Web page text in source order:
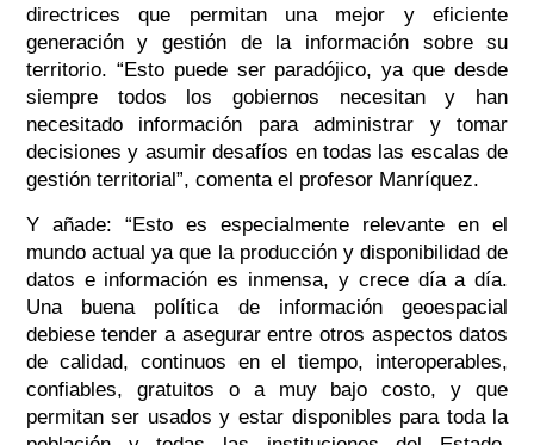
directrices que permitan una mejor y eficiente
generación y gestión de la información sobre su
territorio. “Esto puede ser paradójico, ya que desde
siempre todos los gobiernos necesitan y han
necesitado información para administrar y tomar
decisiones y asumir desafíos en todas las escalas de
gestión territorial”, comenta el profesor Manríquez.
Y añade: “Esto es especialmente relevante en el
mundo actual ya que la producción y disponibilidad de
datos e información es inmensa, y crece día a día.
Una buena política de información geoespacial
debiese tender a asegurar entre otros aspectos datos
de calidad, continuos en el tiempo, interoperables,
confiables, gratuitos o a muy bajo costo, y que
permitan ser usados y estar disponibles para toda la